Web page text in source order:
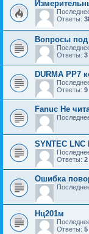
Ответы:
Вопросы под
Ответы: 3
DURMA PP7
Ответы: 9
Fanuc Не
SYNTEC
Ответы: 2
Ошибка
Нц201м
Ответы: 5